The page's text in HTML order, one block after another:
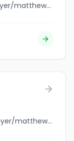
jobbank.gc.ca/browsejobs/employer/matthew+house+ottawa/ca
jobbank.gc.ca/browsejobs/employer/matthew+kim/ca